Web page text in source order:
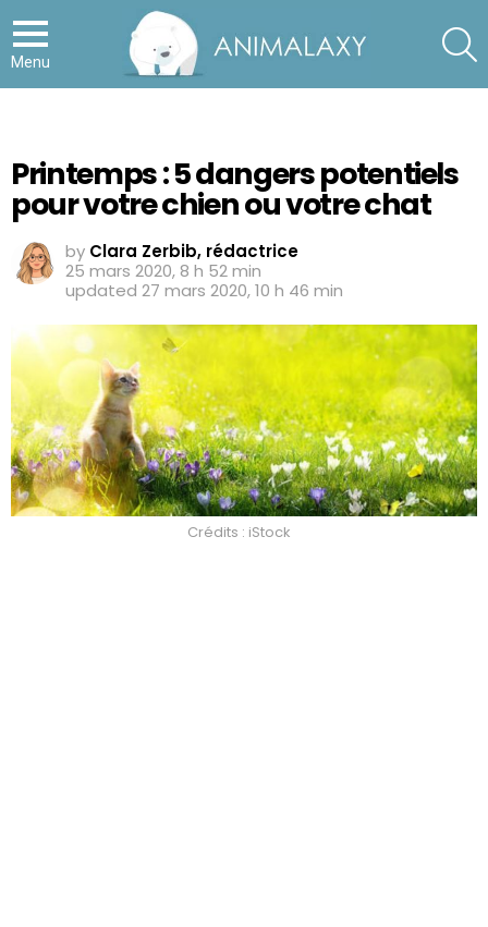
Menu
Printemps : 5 dangers potentiels
pour votre chien ou votre chat
by Clara Zerbib, rédactrice
25 mars 2020, 8 h 52 min
updated 27 mars 2020, 10 h 46 min
Crédits : iStock